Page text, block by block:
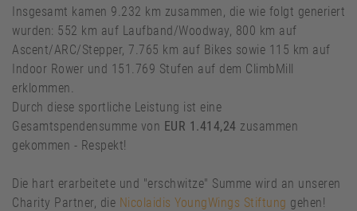
Insgesamt kamen 9.232 km zusammen, die wie folgt generiert
wurden: 552 km auf Laufband/Woodway, 800 km auf
Ascent/ARC/Stepper, 7.765 km auf Bikes sowie 115 km auf
Indoor Rower und 151.769 Stufen auf dem ClimbMill
erklommen.
Durch diese sportliche Leistung ist eine
Gesamtspendensumme von EUR 1.414,24 zusammen
gekommen - Respekt!
Die hart erarbeitete und "erschwitze" Summe wird an unseren
Charity Partner, die Nicolaidis YoungWings Stiftung gehen!